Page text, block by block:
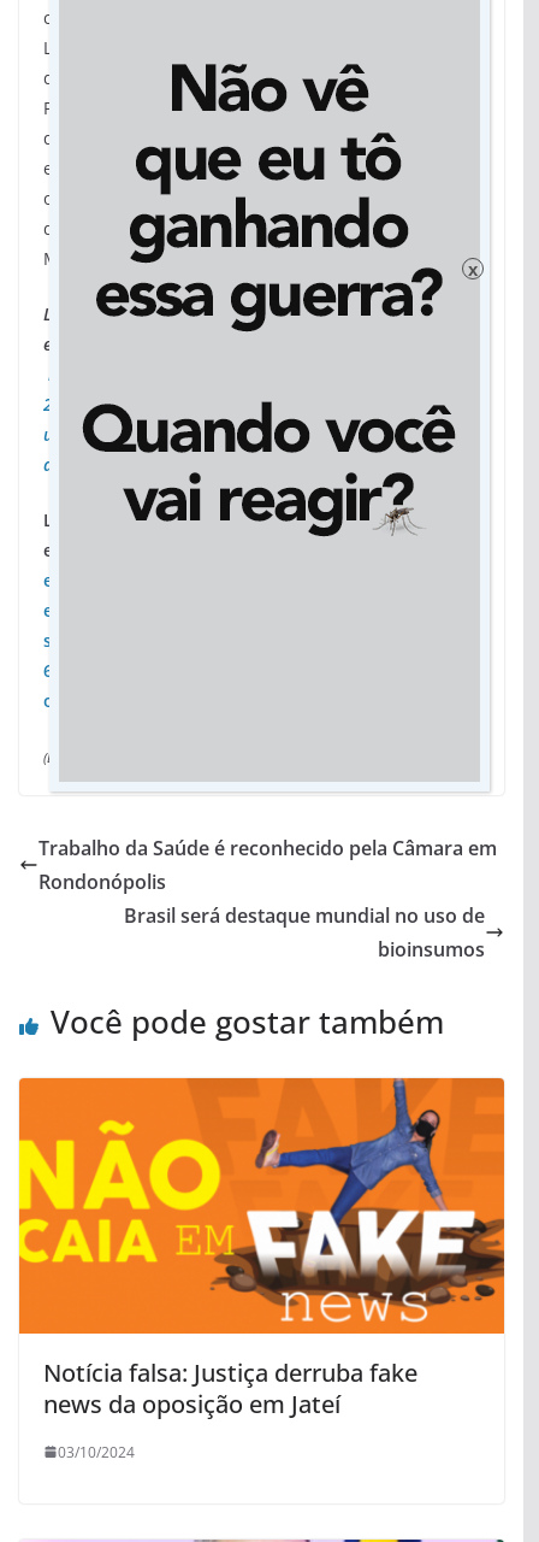
cumprimento e manutenção das metas do Marco
Legal de Saneamento, a Sanesul optou por uma
decisão inédita em Mato Grosso do Sul. Encontrou na
PPP (Parceria Público Privada) um modelo de gestão
que antecipa investimentos privados para obras de
esgotamento nos municípios em que opera. O
objetivo da concessionária é universalizar o sistema
de esgotamento sanitário em até 10 anos. Estado de
Mato Grosso do Sul o primeiro a atingir essa meta.
Leia sobre a PPP e o investimento que será aplicado em
esgotamento –
https://www.sanesul.ms.gov.br/noticias/retrospectiva-
2020-sanesul-encontra-na-ppp-o-melhor-caminho-para-
universalizar-o-esgotamento-sanitario-em-mato-grosso-
do-sul
Leia
em
economico-sanesul-esta-entre-empresas-que-se-
enquadram-nas-exigencias-do-novo-marco-do-
saneamento-
6189
oad/Valor.Economico.pdf
(Da assessoria)
Trabalho da Saúde é reconhecido pela Câmara em
Rondonópolis
Brasil será destaque mundial no uso de
bioinsumos
Você pode gostar também
Notícia falsa: Justiça derruba fake
news da oposição em Jateí
03/10/2024
x